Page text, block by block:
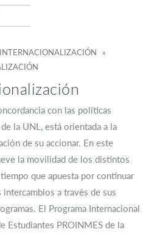
»
con las políticas
la UNL, está orientada a la
de su accionar. En este
la movilidad de los distintos
que apuesta por continuar
a través de sus
El Programa Internacional
Estudiantes PROINMES de la